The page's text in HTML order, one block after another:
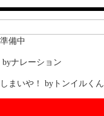
備中
ナレーション
まいや！ byトンイルくん